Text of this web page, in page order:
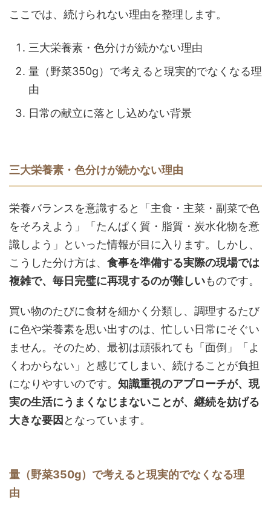
ここでは、続けられない理由を整理します。
三大栄養素・色分けが続かない理由
量（野菜350g）で考えると現実的でなくなる理
由
日常の献立に落とし込めない背景
三大栄養素・色分けが続かない理由
栄養バランスを意識すると「主食・主菜・副菜で色
をそろえよう」「たんぱく質・脂質・炭水化物を意
識しよう」といった情報が目に入ります。しかし、
こうした分け方は、 食事を準備する実際の現場では
複雑で、毎日完璧に再現するのが難しいものです。
買い物のたびに食材を細かく分類し、調理するたび
に色や栄養素を思い出すのは、忙しい日常にそぐい
ません。そのため、最初は頑張れても「面倒」「よ
くわからない」と感じてしまい、続けることが負担
になりやすいのです。 知識重視のアプローチが、現
実の生活にうまくなじまないことが、継続を妨げる
大きな要因 となっています。
量（野菜350g）で考えると現実的でなくなる理
由